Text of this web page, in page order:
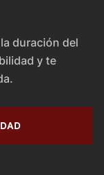
duración del
y te